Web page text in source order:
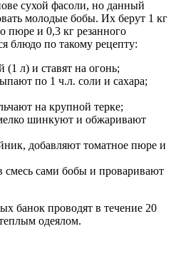
сухой фасоли, но данный
молодые бобы. Их берут 1 кг
пюре и 0,3 кг резанного
блюдо по такому рецепту:
(1 л) и ставят на огонь;
по 1 ч.л. соли и сахара;
на крупной терке;
шинкуют и обжаривают
добавляют томатное пюре и
смесь сами бобы и проваривают
банок проводят в течение 20
одеялом.